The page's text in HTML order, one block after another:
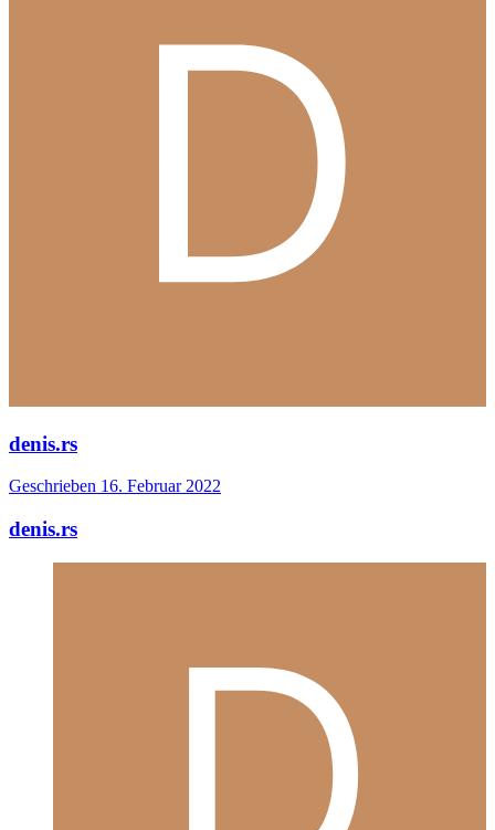
denis.rs
Geschrieben 16. Februar 2022
denis.rs